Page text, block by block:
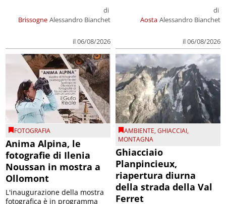
Brissogne
di
Alessandro Bianchet
il 06/08/2026
Aosta
di
Alessandro Bianchet
il 06/08/2026
FOTOGRAFIA
Anima Alpina, le
fotografie di Ilenia
Noussan in mostra a
Ollomont
L'inaugurazione della mostra
fotografica è in programma
AMBIENTE,GHIACCIAI,
MONTAGNA
Ghiacciaio
Planpincieux,
riapertura diurna
della strada della Val
Ferret